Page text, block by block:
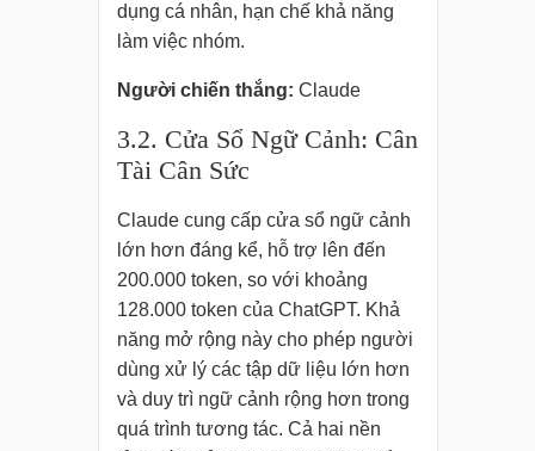
dụng cá nhân, hạn chế khả năng
làm việc nhóm.
Người chiến thắng: Claude
3.2. Cửa Sổ Ngữ Cảnh: Cân
Tài Cân Sức
Claude cung cấp cửa sổ ngữ cảnh
lớn hơn đáng kể, hỗ trợ lên đến
200.000 token, so với khoảng
128.000 token của ChatGPT. Khả
năng mở rộng này cho phép người
dùng xử lý các tập dữ liệu lớn hơn
và duy trì ngữ cảnh rộng hơn trong
quá trình tương tác. Cả hai nền